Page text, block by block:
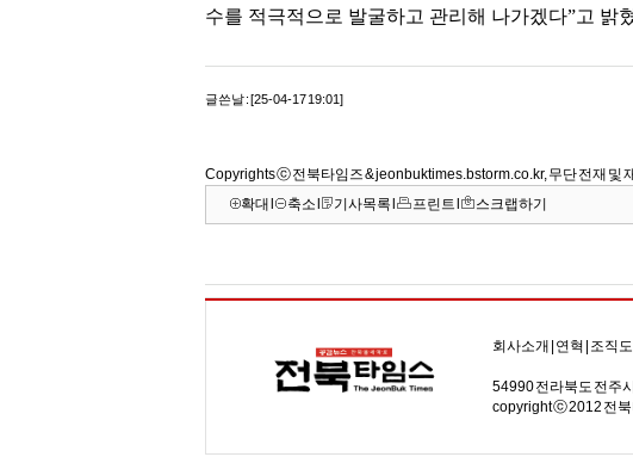
수를 적극적으로 발굴하고 관리해 나가겠다”고 밝
글쓴날 : [25-04-17 19:01]
Copyrights ⓒ 전북타임즈 & jeonbuktimes.bstorm.co.kr, 무단 전재 및
확대
축소 기사목록 프린트 스크랩하기
회사소개 연혁 조직도
54990 전라북도 전주
copyright ⓒ 2012 전